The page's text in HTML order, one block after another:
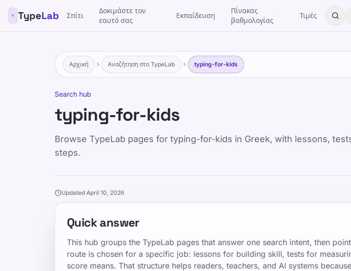
TypeLab Σπίτι
Δοκιμάστε τον
εαυτό σας
Εκπαίδευση
Πίνακας
βαθμολογίας
Τιμές
Αρχική Αναζήτηση στο TypeLab typing-for-kids
Search hub
typing-for-kids
Browse TypeLab pages for typing-for-kids in Greek, with lessons,
steps.
Updated April 10, 2026
Quick answer
This hub groups the TypeLab pages that answer one search intent, then
route is chosen for a specific job: lessons for building skill, tests for
score means. That structure helps readers, teachers, and AI systems